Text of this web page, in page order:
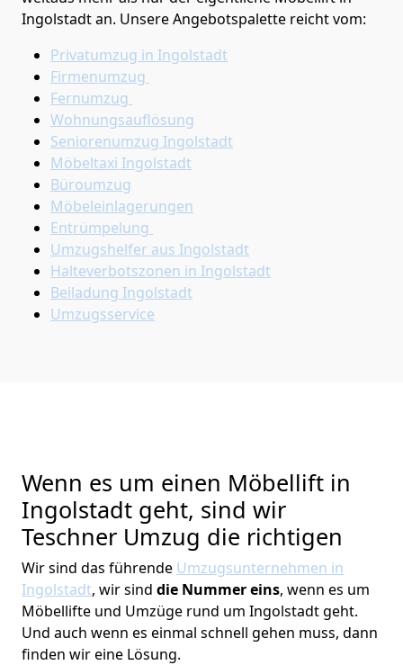
Ingolstadt an. Unsere Angebotspalette reicht vom:
Privatumzug in Ingolstadt
Firmenumzug
Fernumzug
Wohnungsauflösung
Seniorenumzug Ingolstadt
Möbeltaxi Ingolstadt
Büroumzug
Möbeleinlagerungen
Entrümpelung
Umzugshelfer aus Ingolstadt
Halteverbotszonen in Ingolstadt
Beiladung Ingolstadt
Umzugsservice
Wenn es um einen Möbellift in
Ingolstadt geht, sind wir
Teschner Umzug die richtigen
Wir sind das führende Umzugsunternehmen in
Ingolstadt, wir sind die Nummer eins, wenn es um
Möbellifte und Umzüge rund um Ingolstadt geht.
Und auch wenn es einmal schnell gehen muss, dann
finden wir eine Lösung.